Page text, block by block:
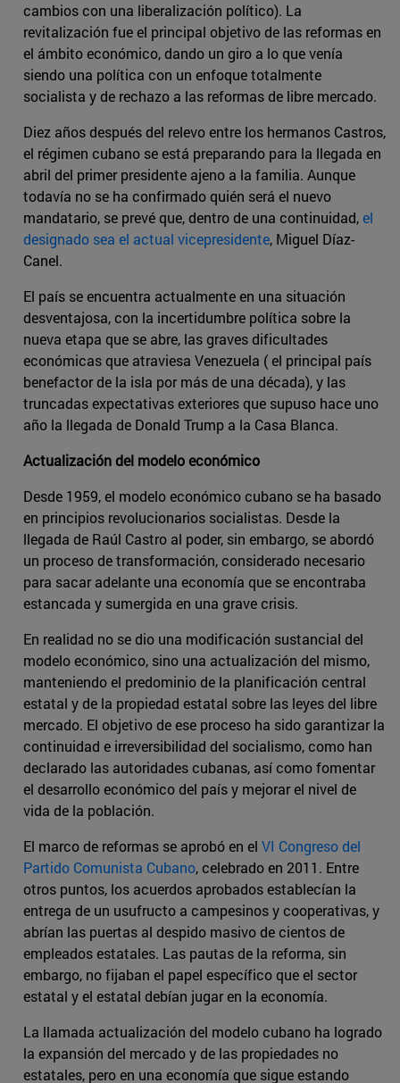
cambios con una liberalización político). La
revitalización fue el principal objetivo de las reformas en
el ámbito económico, dando un giro a lo que venía
siendo una política con un enfoque totalmente
socialista y de rechazo a las reformas de libre mercado.
Diez años después del relevo entre los hermanos Castros,
el régimen cubano se está preparando para la llegada en
abril del primer presidente ajeno a la familia. Aunque
todavía no se ha confirmado quién será el nuevo
mandatario, se prevé que, dentro de una continuidad,el
designado sea el actual vicepresidente, Miguel Díaz-
Canel.
El país se encuentra actualmente en una situación
desventajosa, con la incertidumbre política sobre la
nueva etapa que se abre, las graves dificultades
económicas que atraviesa Venezuela ( el principal país
benefactor de la isla por más de una década), y las
truncadas expectativas exteriores que supuso hace uno
año la llegada de Donald Trump a la Casa Blanca.
Actualización del modelo económico
Desde 1959, el modelo económico cubano se ha basado
en principios revolucionarios socialistas. Desde la
llegada de Raúl Castro al poder, sin embargo, se abordó
un proceso de transformación, considerado necesario
para sacar adelante una economía que se encontraba
estancada y sumergida en una grave crisis.
En realidad no se dio una modificación sustancial del
modelo económico, sino una actualización del mismo,
manteniendo el predominio de la planificación central
estatal y de la propiedad estatal sobre las leyes del libre
mercado. El objetivo de ese proceso ha sido garantizar la
continuidad e irreversibilidad del socialismo, como han
declarado las autoridades cubanas, así como fomentar
el desarrollo económico del país y mejorar el nivel de
vida de la población.
El marco de reformas se aprobó en el VI Congreso del
Partido Comunista Cubano, celebrado en 2011. Entre
otros puntos, los acuerdos aprobados establecían la
entrega de un usufructo a campesinos y cooperativas, y
abrían las puertas al despido masivo de cientos de
empleados estatales. Las pautas de la reforma, sin
embargo, no fijaban el papel específico que el sector
estatal y el estatal debían jugar en la economía.
La llamada actualización del modelo cubano ha logrado
la expansión del mercado y de las propiedades no
estatales, pero en una economía que sigue estando